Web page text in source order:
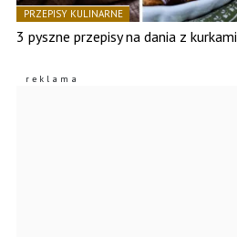
PRZEPISY KULINARNE
3 pyszne przepisy na dania z kurkami